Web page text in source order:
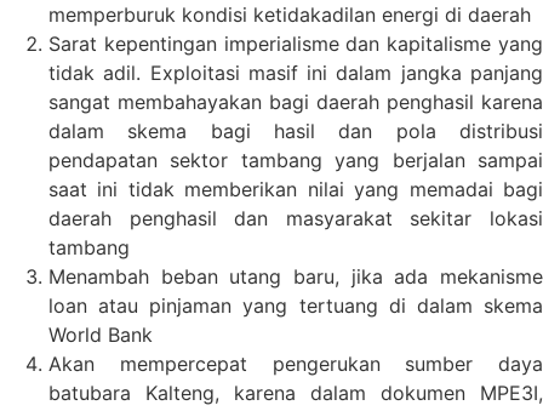
memperburuk kondisi ketidakadilan energi di daerah
Sarat kepentingan imperialisme dan kapitalisme yang
tidak adil. Exploitasi masif ini dalam jangka panjang
sangat membahayakan bagi daerah penghasil karena
dalam skema bagi hasil dan pola distribusi
pendapatan sektor tambang yang berjalan sampai
saat ini tidak memberikan nilai yang memadai bagi
daerah penghasil dan masyarakat sekitar lokasi
tambang
Menambah beban utang baru, jika ada mekanisme
loan atau pinjaman yang tertuang di dalam skema
World Bank
Akan mempercepat pengerukan sumber daya
batubara Kalteng, karena dalam dokumen MPE3I,